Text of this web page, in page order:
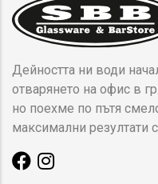
Дейността ни води
отварянето на офис в
но поехме по пътя
максимални резултати